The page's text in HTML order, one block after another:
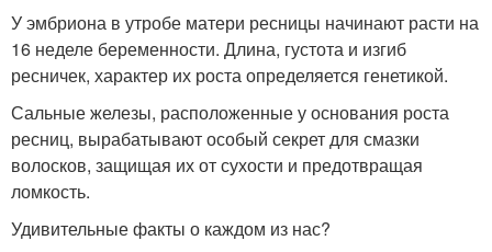
У эмбриона в утробе матери ресницы начинают расти на
16 неделе беременности. Длина, густота и изгиб
ресничек, характер их роста определяется генетикой.
Сальные железы, расположенные у основания роста
ресниц, вырабатывают особый секрет для смазки
волосков, защищая их от сухости и предотвращая
ломкость.
Удивительные факты о каждом из нас?